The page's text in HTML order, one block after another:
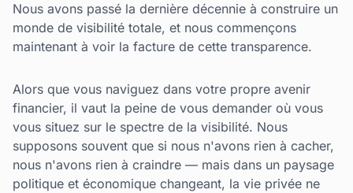
Nous avons passé la dernière décennie à construire un
monde de visibilité totale, et nous commençons
maintenant à voir la facture de cette transparence.
Alors que vous naviguez dans votre propre avenir
financier, il vaut la peine de vous demander où vous
vous situez sur le spectre de la visibilité. Nous
supposons souvent que si nous n'avons rien à cacher,
nous n'avons rien à craindre — mais dans un paysage
politique et économique changeant, la vie privée ne